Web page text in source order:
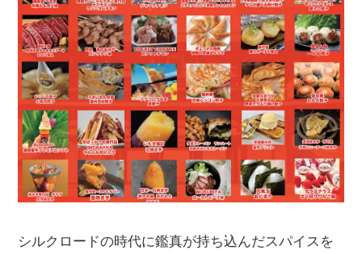
シルクロードの時代に鑑真が持ち込んだスパイスを